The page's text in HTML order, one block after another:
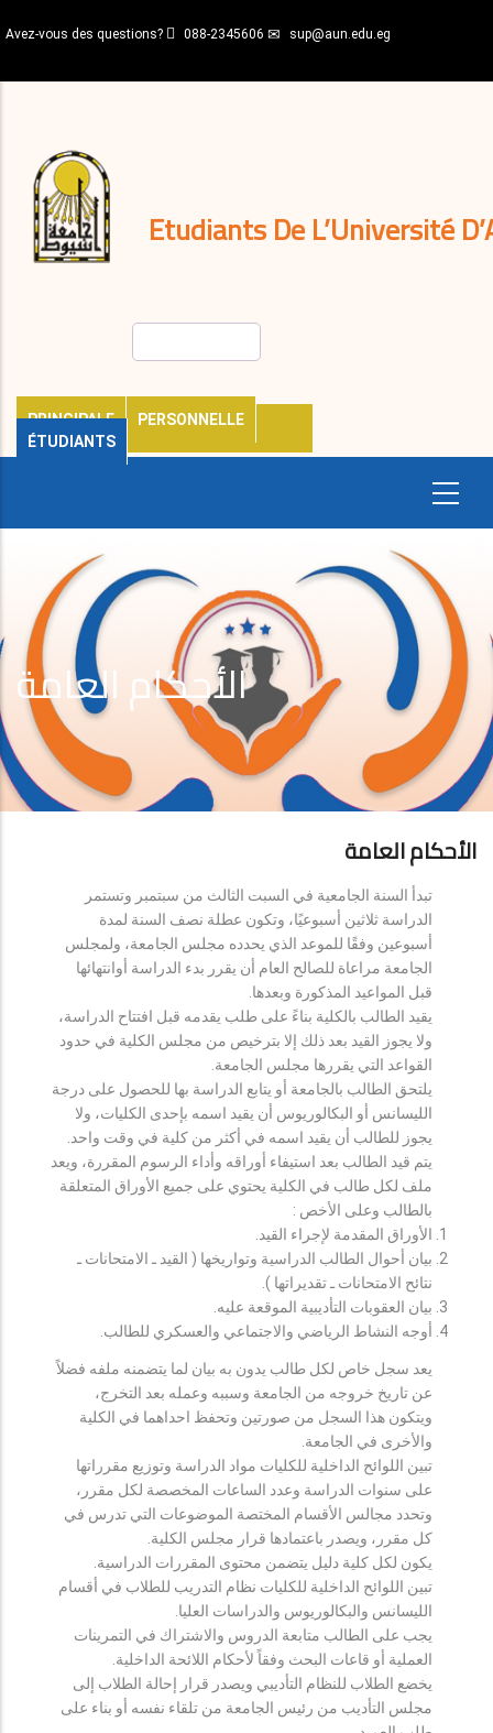
au
principal
Avez-vous des questions? 088-2345606 sup@aun.edu.eg
Etudiants De L’Université
PRINCIPALE
PERSONNELLE
ÉTUDIANTS
décisions
Expatriés
Journal
الأحكام العامة
الأحكام العامة
تبدأ السنة الجامعية في السبت الثالث من سبتمبر وتستمر
الدراسة ثلاثين أسبوعيًا، وتكون عطلة نصف السنة لمدة
أسبوعين وفقًا للموعد الذي يحدده مجلس الجامعة، ولمجلس
الجامعة مراعاة للصالح العام أن يقرر بدء الدراسة أوانتهائها
قبل المواعيد المذكورة وبعدها.
يقيد الطالب بالكلية بناءً على طلب يقدمه قبل افتتاح الدراسة،
ولا يجوز القيد بعد ذلك إلا بترخيص من مجلس الكلية في حدود
القواعد التي يقررها مجلس الجامعة.
يلتحق الطالب بالجامعة أو يتابع الدراسة بها للحصول على درجة
الليسانس أو البكالوريوس أن يقيد اسمه بإحدى الكليات، ولا
يجوز للطالب أن يقيد اسمه في أكثر من كلية في وقت واحد.
يتم قيد الطالب بعد استيفاء أوراقه وأداء الرسوم المقررة، ويعد
ملف لكل طالب في الكلية يحتوي على جميع الأوراق المتعلقة
بالطالب وعلى الأخص :
الأوراق المقدمة لإجراء القيد.
بيان أحوال الطالب الدراسية وتواريخها ( القيد ـ الامتحانات ـ
نتائح الامتحانات ـ تقديراتها ).
بيان العقوبات التأديبية الموقعة عليه.
أوجه النشاط الرياضي والاجتماعي والعسكري للطالب.
يعد سجل خاص لكل طالب يدون به بيان لما يتضمنه ملفه فضلاً
عن تاريخ خروجه من الجامعة وسببه وعمله بعد التخرج،
ويتكون هذا السجل من صورتين وتحفظ احداهما في الكلية
والأخرى في الجامعة.
تبين اللوائح الداخلية للكليات مواد الدراسة وتوزيع مقرراتها
على سنوات الدراسة وعدد الساعات المخصصة لكل مقرر،
وتحدد مجالس الأقسام المختصة الموضوعات التي تدرس في
كل مقرر، ويصدر باعتمادها قرار مجلس الكلية.
يكون لكل كلية دليل يتضمن محتوى المقررات الدراسية.
تبين اللوائح الداخلية للكليات نظام التدريب للطلاب في أقسام
الليسانس والبكالوريوس والدراسات العليا.
يجب على الطالب متابعة الدروس والاشتراك في التمرينات
العملية أو قاعات البحث وفقاً لأحكام اللائحة الداخلية.
يخضع الطلاب للنظام التأديبي ويصدر قرار إحالة الطلاب إلى
مجلس التأديب من رئيس الجامعة من تلقاء نفسه أو بناء على